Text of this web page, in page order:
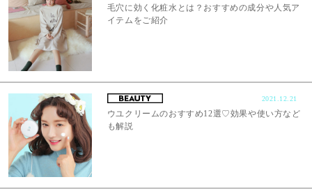
毛穴に効く化粧水とは？おすすめの成分や人気ア
イテムをご紹介
2021.12.21
ウユクリームのおすすめ12選♡効果や使い方など
も解説